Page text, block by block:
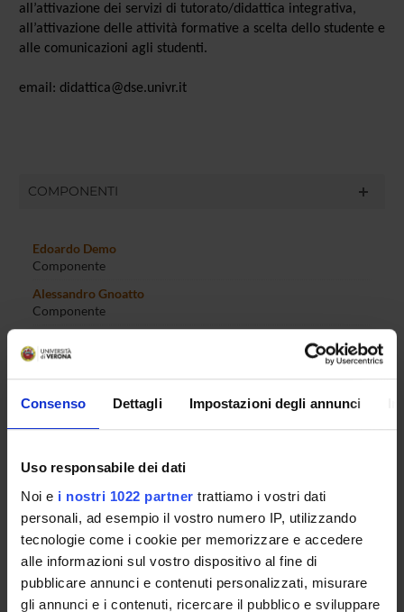
Consenso Dettagli Impostazioni degli annunci
Uso responsabile dei dati
Noi e i nostri 1022 partner trattiamo i vostri dati
personali, ad esempio il vostro numero IP, utilizzando
tecnologie come i cookie per memorizzare e accedere
alle informazioni sul vostro dispositivo al fine di
pubblicare annunci e contenuti personalizzati, misurare
gli annunci e i contenuti, ricercare il pubblico e sviluppare
all’attivazione dei servizi di tutorato/didattica integrativa,
all’attivazione delle attività formative a scelta dello studente e
alle comunicazioni agli studenti.
email: didattica@dse.univr.it
COMPONENTI
Edoardo Demo
Componente
Alessandro Gnoatto
Componente
Componente
Componente
Componente
SEDUTE E VERBALI